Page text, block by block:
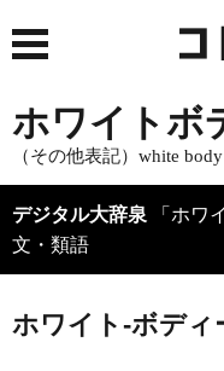
ホワイトボ
（その他表記）white body
デジタル大辞泉 「ホワ
文・類語
ホワイト‐ボディ